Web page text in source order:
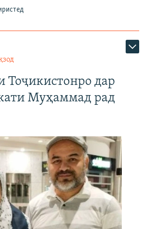
Тоҷикистонро дар
Муҳаммад рад